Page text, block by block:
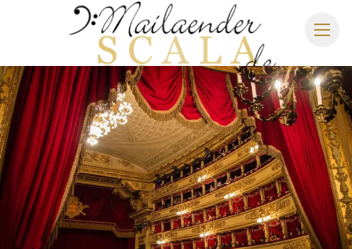
MAILÄNDER SCALA
SPIELPLAN 2026/2027
SITZPLAN HOTELS